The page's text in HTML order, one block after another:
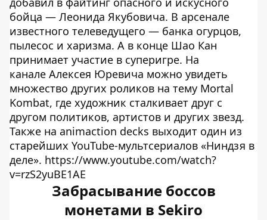
бойца — Леонида Якубовича. В арсенале
известного телеведущего — банка огурцов,
пылесос и харизма. А в конце Шао Кан
принимает участие в суперигре. На
канале Алексея Юревича можно увидеть
множество других роликов на тему Mortal
Kombat, где художник сталкивает друг с
другом политиков, артистов и других звезд.
Также на animaction decks выходит один из
старейших YouTube-мультсериалов «Ниндзя в
деле». https://www.youtube.com/watch?
v=rzS2yuBE1AE
Забрасывание боссов
монетами в Sekiro